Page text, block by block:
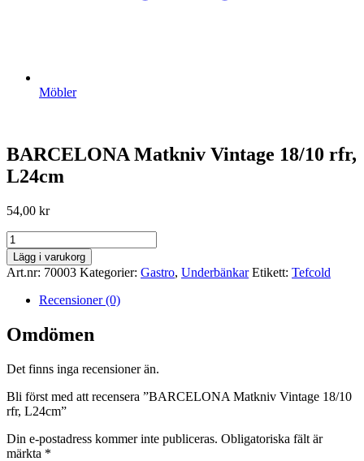
Möbler
BARCELONA Matkniv Vintage 18/10 rfr,
L24cm
54,00 kr
BARCELONA
Matkniv
Vintage
18/10
L24cm
mängd
Lägg i varukorg
Art.nr: 70003 Kategorier: Gastro, Underbänkar Etikett: Tefcold
Recensioner (0)
Omdömen
Det finns inga recensioner än.
Bli först med att recensera ”BARCELONA Matkniv Vintage 18/10
rfr, L24cm”
Din e-postadress kommer inte publiceras. Obligatoriska fält är
märkta *